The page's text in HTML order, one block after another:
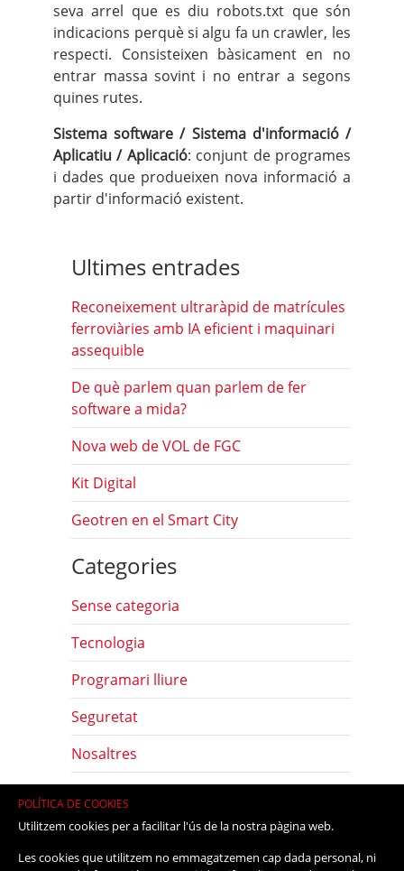
POLÍTICA DE COOKIES
Utilitzem cookies per a facilitar l'ús de la nostra pàgina web.
Les cookies que utilitzem no emmagatzemen cap dada personal, ni
seva arrel que es diu robots.txt que són
indicacions perquè si algu fa un crawler, les
respecti. Consisteixen bàsicament en no
entrar massa sovint i no entrar a segons
quines rutes.
Sistema software / Sistema d'informació /
Aplicatiu / Aplicació: conjunt de programes
i dades que produeixen nova informació a
partir d'informació existent.
Ultimes entrades
Reconeixement ultraràpid de matrícules
ferroviàries amb IA eficient i maquinari
assequible
De què parlem quan parlem de fer
software a mida?
Nova web de VOL de FGC
Kit Digital
Geotren en el Smart City
Categories
Sense categoria
Tecnologia
Programari lliure
Seguretat
Nosaltres
Com
Eines
Maquinari lliure